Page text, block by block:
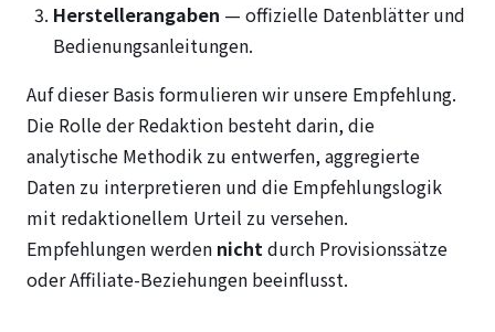
Herstellerangaben — offizielle Datenblätter und
Bedienungsanleitungen.
Auf dieser Basis formulieren wir unsere Empfehlung.
Die Rolle der Redaktion besteht darin, die
analytische Methodik zu entwerfen, aggregierte
Daten zu interpretieren und die Empfehlungslogik
mit redaktionellem Urteil zu versehen.
Empfehlungen werden nichtdurch Provisionssätze
oder Affiliate-Beziehungen beeinflusst.